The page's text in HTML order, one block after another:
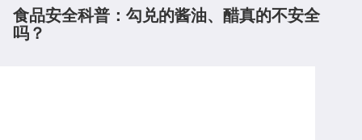
食品安全科普：勾兑的酱油、醋真的不安全
吗？